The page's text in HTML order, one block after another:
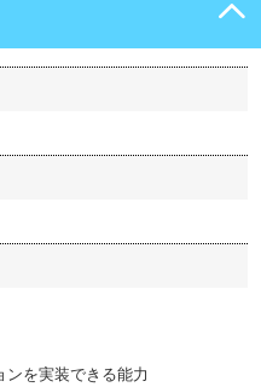
ンを実装できる能力